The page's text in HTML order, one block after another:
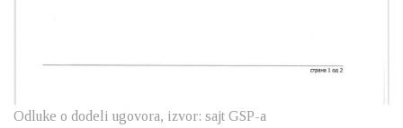
Odluke o dodeli ugovora, izvor: sajt GSP-a